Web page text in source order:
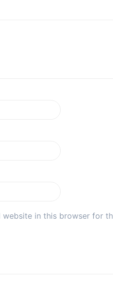
website in this browser for